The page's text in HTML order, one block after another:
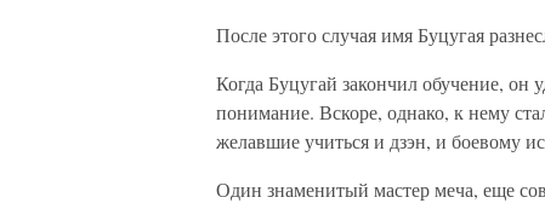
После этого случая имя Буцугая
Когда Буцугай закончил обучение, он
понимание. Вскоре, однако, к нему
желавшие учиться и дзэн, и боевому
Один знаменитый мастер меча, еще